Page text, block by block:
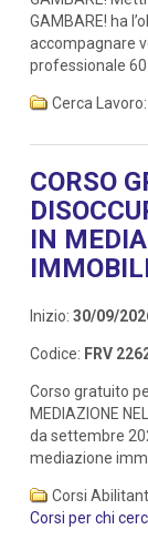
GAMBARE! ha
accompagnare
professionale 60
Cerca Lavoro:
CORSO
IN
Inizio: 30/09/
Codice: FRV
Corso gratuito
MEDIAZIONE
da settembre
mediazione
Corsi
Corsi per chi